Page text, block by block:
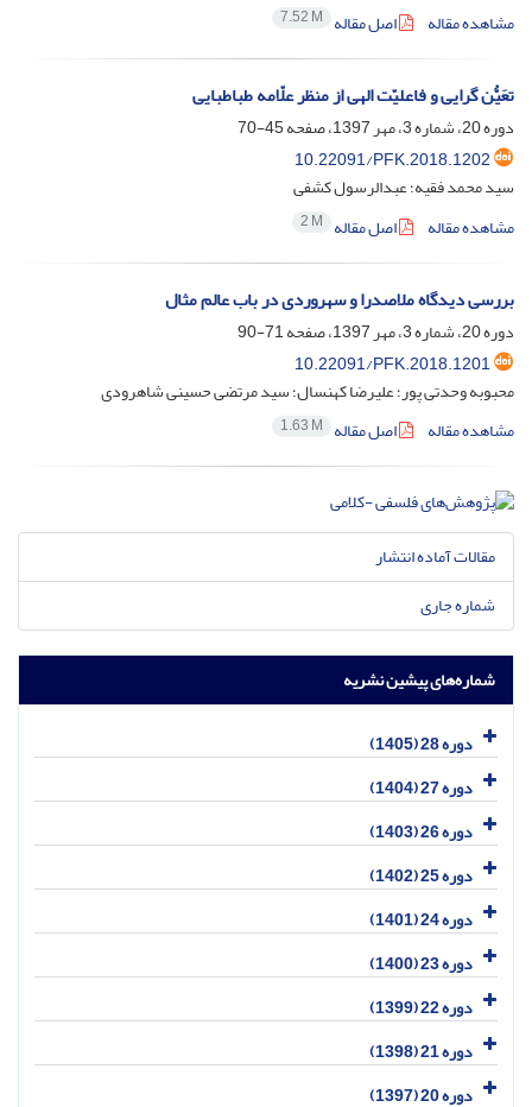
مشاهده مقاله
اصل مقاله 7.52 M
تعَیُّن گرایی و فاعلیّت الهی از منظر علّامه طباطبایی
دوره 20، شماره 3، مهر 1397، صفحه
45-70
10.22091/PFK.2018.1202
سید محمد فقیه؛ عبدالرسول کشفی
مشاهده مقاله
اصل مقاله 2 M
بررسی دیدگاه ملاصدرا و سهروردی در باب عالم مثال
دوره 20، شماره 3، مهر 1397، صفحه
71-90
10.22091/PFK.2018.1201
محبوبه وحدتی پور؛ علیرضا کهنسال؛ سید مرتضی حسینی شاهرودی
مشاهده مقاله
اصل مقاله 1.63 M
مقالات آماده انتشار
شماره جاری
شماره‌های پیشین نشریه
دوره 28 (1405)
دوره 27 (1404)
دوره 26 (1403)
دوره 25 (1402)
دوره 24 (1401)
دوره 23 (1400)
دوره 22 (1399)
دوره 21 (1398)
دوره 20 (1397)